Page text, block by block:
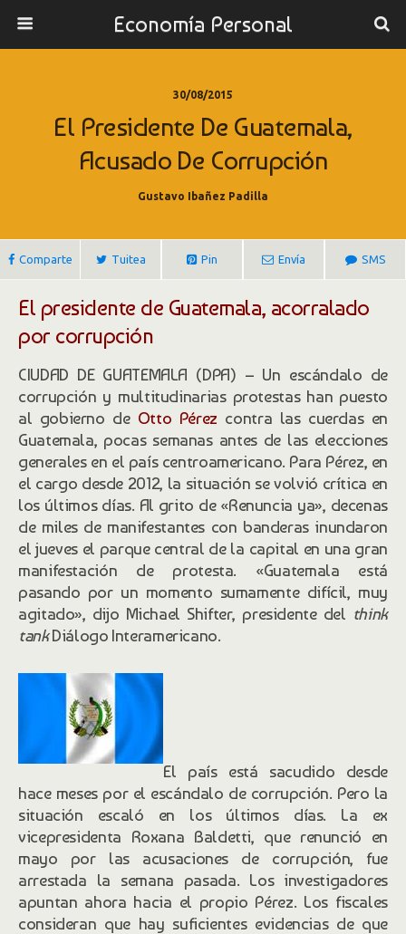
Economía Personal
30/08/2015
El Presidente De Guatemala,
Acusado De Corrupción
Gustavo Ibañez Padilla
Comparte Tuitea Pin Envía SMS
El presidente de Guatemala, acorralado
por corrupción
CIUDAD DE GUATEMALA (DPA) – Un escándalo de
corrupción y multitudinarias protestas han puesto
al gobierno de Otto Pérez contra las cuerdas en
Guatemala, pocas semanas antes de las elecciones
generales en el país centroamericano. Para Pérez, en
el cargo desde 2012, la situación se volvió crítica en
los últimos días. Al grito de «Renuncia ya», decenas
de miles de manifestantes con banderas inundaron
el jueves el parque central de la capital en una gran
manifestación de protesta. «Guatemala está
pasando por un momento sumamente difícil, muy
agitado», dijo Michael Shifter, presidente del think
tankDiálogo Interamericano.
El país está sacudido desde
hace meses por el escándalo de corrupción. Pero la
situación escaló en los últimos días. La ex
vicepresidenta Roxana Baldetti, que renunció en
mayo por las acusaciones de corrupción, fue
arrestada la semana pasada. Los investigadores
apuntan ahora hacia el propio Pérez. Los fiscales
consideran que hay suficientes evidencias de que